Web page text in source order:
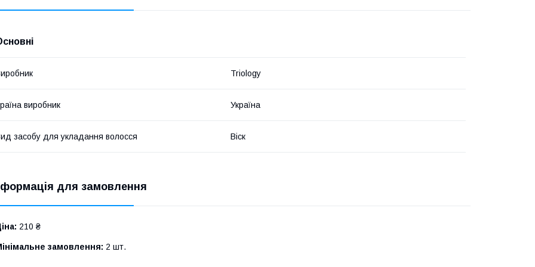
Triology
виробник Україна
засобу для укладання волосся Віск
для замовлення
210 ₴
замовлення: 2 шт.